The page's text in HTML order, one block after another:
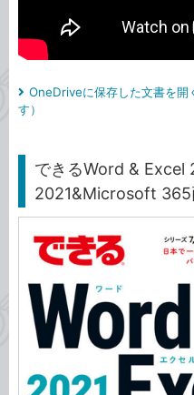
OneDriveに保存した文書を開
す）
できるWord & Excel
2021&Microsoft 365